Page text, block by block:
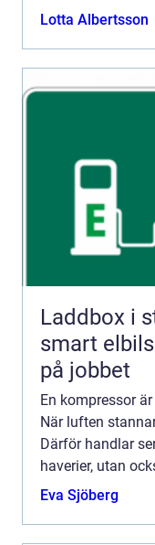
livslängden och
Lotta Albertsson
Laddbox i
smart
på jobbet
En kompressor
När luften
Därför handlar
haverier, utan
livslängden och
Eva Sjöberg